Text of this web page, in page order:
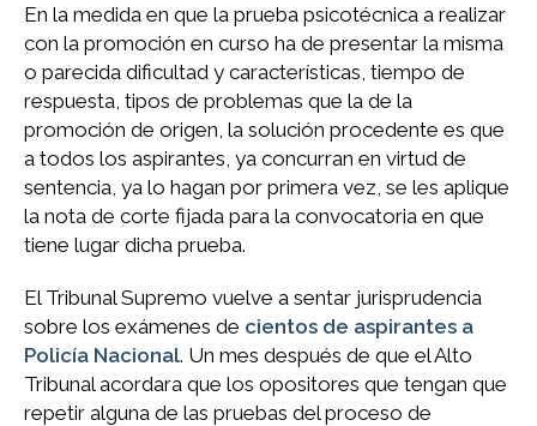
En la medida en que la prueba psicotécnica a realizar
con la promoción en curso ha de presentar la misma
o parecida dificultad y características, tiempo de
respuesta, tipos de problemas que la de la
promoción de origen, la solución procedente es que
a todos los aspirantes, ya concurran en virtud de
sentencia, ya lo hagan por primera vez, se les aplique
la nota de corte fijada para la convocatoria en que
tiene lugar dicha prueba.
El Tribunal Supremo vuelve a sentar jurisprudencia
sobre los exámenes de cientos de aspirantes a
Policía Nacional. Un mes después de que el Alto
Tribunal acordara que los opositores que tengan que
repetir alguna de las pruebas del proceso de